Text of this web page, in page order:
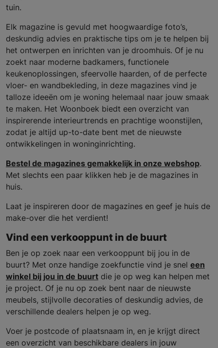
tuin.
Elk magazine is gevuld met hoogwaardige foto’s,
deskundig advies en praktische tips om je te helpen bij
het ontwerpen en inrichten van je droomhuis. Of je nu
zoekt naar moderne badkamers, functionele
keukenoplossingen, sfeervolle haarden, of de perfecte
vloer- en wandbekleding, in deze magazines vind je
talloze ideeën om je woning helemaal naar jouw smaak
te maken. Het Woonboek biedt een overzicht van
inspirerende interieurtrends en prachtige woonstijlen,
zodat je altijd up-to-date bent met de nieuwste
ontwikkelingen in woninginrichting.
Bestel de magazines gemakkelijk in onze webshop.
Met slechts een paar klikken heb je de magazines in
huis.
Laat je inspireren door de magazines en geef je huis de
make-over die het verdient!
Vind een verkooppunt in de buurt
Ben je op zoek naar een verkooppunt bij jou in de
buurt? Met onze handige zoekfunctie vind je snel een
winkel bij jou in de buurt die je op weg kan helpen met
je project. Of je nu op zoek bent naar de nieuwste
meubels, stijlvolle decoraties of deskundig advies, de
verschillende dealers helpen je op weg.
Voer je postcode of plaatsnaam in, en je krijgt direct
een overzicht van beschikbare dealers in jouw